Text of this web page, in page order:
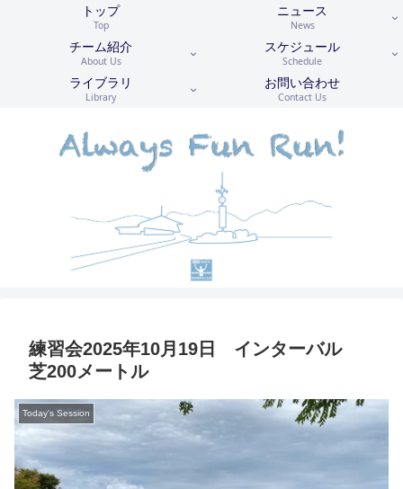
トップ
Top
ニュース
News
チーム紹介
About Us
スケジュール
Schedule
ライブラリ
Library
お問い合わせ
Contact Us
練習会2025年10月19日 インターバル
芝200メートル
Today's Session